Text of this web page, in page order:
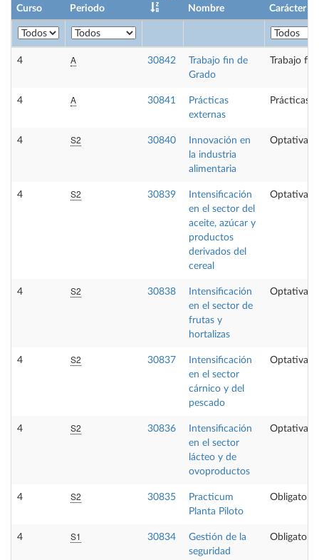
Curso Periodo
Nombre
Carácter
4 A 30842
Trabajo fin de
Grado
Trabajo
4 A 30841
Prácticas
externas
Prácticas
4 S2 30840
Innovación en
la industria
alimentaria
Optativa
4 S2 30839
Intensificación
en el sector del
aceite, azúcar y
productos
derivados del
cereal
Optativa
4 S2 30838
Intensificación
en el sector de
frutas y
hortalizas
Optativa
4 S2 30837
Intensificación
en el sector
cárnico y del
pescado
Optativa
4 S2 30836
Intensificación
en el sector
lácteo y de
ovoproductos
Optativa
4 S2 30835
Practicum
Planta Piloto
Obligatoria
4 S1 30834
Gestión de la
seguridad
Obligatoria